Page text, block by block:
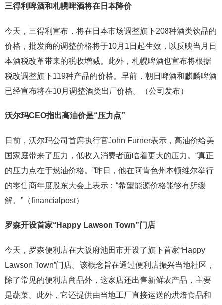
三得利啤酒和札幌啤酒将在日本降价
今天，三得利宣布，将在日本市场调整旗下208种酒类饮品的
价格，批发商的调整价格将于10月1日起生效，以反映当月日
本酒税改革带来的税收增减。此外，札幌啤酒也宣布将根据
税改调整旗下119种产品的价格。早前，朝日啤酒和麒麟啤酒
已经宣布将在10月调整酒类出厂价格。（公司发布）
沃尔玛CEO指出高油价是“压力点”
日前，沃尔玛公司首席执行官John Furner表示，高油价给美
国家庭带来了压力，低收入消费者面临着更大的压力。“真正
的压力点在于燃油价格。”昨日，他在阿肯色州本顿维尔举行
的零售商年度股东大会上表示：“希望能源价格能够有所缓
解。”（financialpost）
罗森开设首家“Happy Lawson Town”门店
今天，罗森便利店在大阪府池田市开设了旗下首家“Happy
Lawson Town”门店。该概念旨在通过便利店振兴当地社区，
除了常见的便利店商品外，这家店还出售新鲜农产品，主要
是蔬菜。此外，它还提供由当地工厂直接运送的烘焙食品和